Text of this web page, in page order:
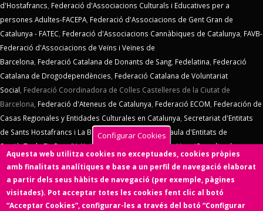
d'Hostafrancs, Federació d'Associacions Culturals i Educatives per a
persones Adultes-FACEPA, Federació d'Associacions de Gent Gran de
Catalunya - FATEC, Federació d'Associacions Cannàbiques de Catalunya, FAVB-
Federació d'Associacions de Veïns i Veïnes de
Barcelona, Federació Catalana de Donants de Sang, Fedelatina, Federació
Catalana de Drogodependències, Federació Catalana de Voluntariat
Social, Federació Coordinadora de Colles Castelleres de la Ciutat de
Barcelona, Federació d'Ateneus de Catalunya, Federació ECOM, Federación de
Casas Regionales y Entidades Culturales en Catalunya, Secretariat d'Entitats
de Sants Hostafrancs i La Bordeta,SOS Racisme, Taula d'Entitats de
Sarrià,Taula Eix Pere IV,Unió d'Entitats de La Marina,Vern (Coordinadora
d'Entitats de La Verneda)
Xarxa d'Economia Solidària
Consell d'Associacions de Barcelona manté un conveni de col·laboració amb
Ens de l'Asociacionisme Cultural - ENS
Coordinadora Catalana de
Fundacions. El Consell d'Associacions de Barcelona és membre deXarxa
Configurar Cookies
Aquesta web utilitza cookies no exceptuades, cookies pròpies
amb finalitats analítiques e base a un perfil de navegació elaborat
a partir dels seus hàbits de navegació (per exemple, pàgines
visitades). Pot acceptar totes les cookies fent clic al botó
“Acceptar Cookies”, configurar-les a través del botó “Configurar